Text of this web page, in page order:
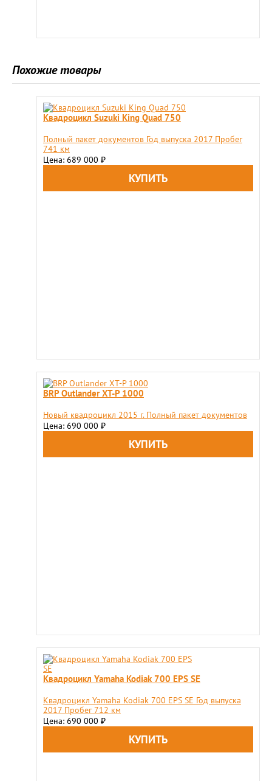
Похожие товары
Квадроцикл Suzuki King Quad 750
Полный пакет документов Год выпуска 2017 Пробег
741 км
Цена: 689 000 ₽
BRP Outlander XT-P 1000
Новый квадроцикл 2015 г. Полный пакет документов
Цена: 690 000 ₽
Квадроцикл Yamaha Kodiak 700 EPS SE
Квадроцикл Yamaha Kodiak 700 EPS SE Год выпуска
2017 Пробег 712 км
Цена: 690 000 ₽